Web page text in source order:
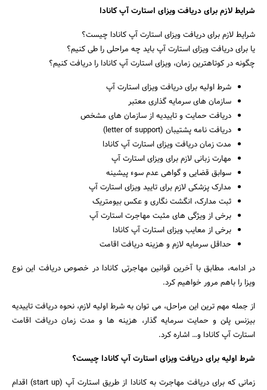
جستجو
شرایط لازم برای دریافت ویزای استارت آپ کانادا
شرایط لازم برای دریافت ویزای استارت آپ کانادا چیست؟
یا برای دریافت ویزای استارت آپ باید چه مراحلی را طی کنیم؟
چگونه در کوتاهترین زمان، ویزای استارت آپ کانادا را دریافت کنیم؟
شرط اولیه برای دریافت ویزای استارت آپ
سازمان های سرمایه گذاری معتبر
دریافت حمایت و تاییدیه از سازمان های مشخص
دریافت نامه پشتیبان (letter of support)
مدت زمان دریافت ویزای استارت آپ کانادا
مهارت زبانی لازم برای ویزای استارت آپ
سوابق قضایی و گواهی عدم سوء پیشینه
مدارک پزشکی لازم برای تایید ویزای استارت آپ
ثبت مدارک، انگشت نگاری و عکس بیومتریک
برخی از ویژگی های مثبت مهاجرت استارت آپ
برخی از معایب ویزای استارت آپ کانادا
حداقل سرمایه لازم و هزینه دریافت اقامت
در ادامه، مطابق با آخرین قوانین مهاجرتی کانادا در خصوص دریافت این نوع
ویزا را باهم مرور خواهیم کرد.
از جمله مهم ترین این مراحل، می توان به شرط اولیه لازم، نحوه دریافت تاییدیه
بیزنس پلن و حمایت سرمایه گذار، هزینه ها و مدت زمان دریافت اقامت
استارت آپ کانادا و… اشاره کرد.
شرط اولیه برای دریافت ویزای استارت آپ کانادا چیست؟
زمانی که برای دریافت مهاجرت به کانادا از طریق استارت آپ (start up) اقدام